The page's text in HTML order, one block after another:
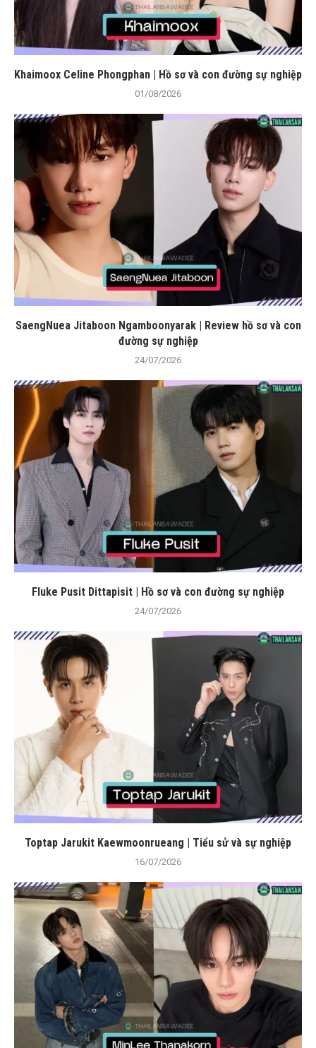
Khaimoox Celine Phongphan | Hồ sơ và con đường sự nghiệp
01/08/2026
SaengNuea Jitaboon Ngamboonyarak | Review hồ sơ và con
đường sự nghiệp
24/07/2026
Fluke Pusit Dittapisit | Hồ sơ và con đường sự nghiệp
24/07/2026
Toptap Jarukit Kaewmoonrueang | Tiểu sử và sự nghiệp
16/07/2026